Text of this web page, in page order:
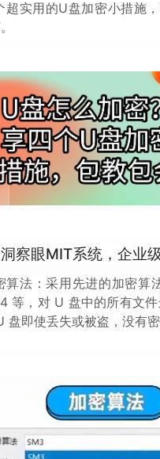
超实用的U盘加密小措施
察眼MIT系统，企业
算法：采用先进的加密算
等，对 U 盘中的所有文件
盘即使丢失或被盗，没有